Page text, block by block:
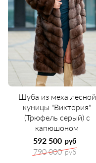
Шуба из меха лесной
куницы "Виктория"
(Трюфель серый) с
капюшоном
592 500 руб
790 000 руб